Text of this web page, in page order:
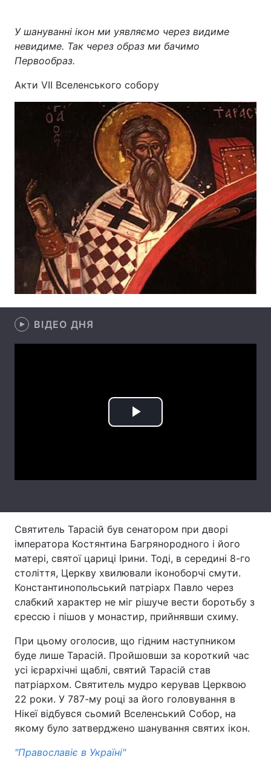
Україна Політика
Економіка
Спорт Наука
Техно і зв'язок Лайт
Інциденти
Туризм
Цікавинки Погода
Екологія Регіони
Лонгріди
Відео з Youtube Статті
Інтерв'ю Думки
Архів
Тема оформлення
У шануванні ікон ми уявляємо через видиме
невидиме. Так через образ ми бачимо
Первообраз.
Акти VII Вселенського собору
ВІДЕО ДНЯ
Play
Святитель Тарасій був сенатором при дворі
імператора Костянтина Багрянородного і його
матері, святої цариці Ірини. Тоді, в середині 8-го
століття, Церкву хвилювали іконоборчі смути.
Константинопольський патріарх Павло через
слабкий характер не міг рішуче вести боротьбу з
єрессю і пішов у монастир, прийнявши схиму.
При цьому оголосив, що гідним наступником
буде лише Тарасій. Пройшовши за короткий час
усі ієрархічні щаблі, святий Тарасій став
патріархом. Святитель мудро керував Церквою
22 роки. У 787-му році за його головування в
Нікеї відбувся сьомий Вселенський Собор, на
якому було затверджено шанування святих ікон.
"Православіє в Україні"